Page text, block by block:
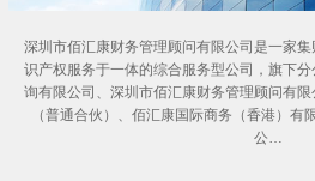
深圳市佰汇康财务管理顾问有限公司是一家
识产权服务于一体的综合服务型公司，旗下
询有限公司、深圳市佰汇康财务管理顾问有
（普通合伙）、佰汇康国际商务（香港）有
公…